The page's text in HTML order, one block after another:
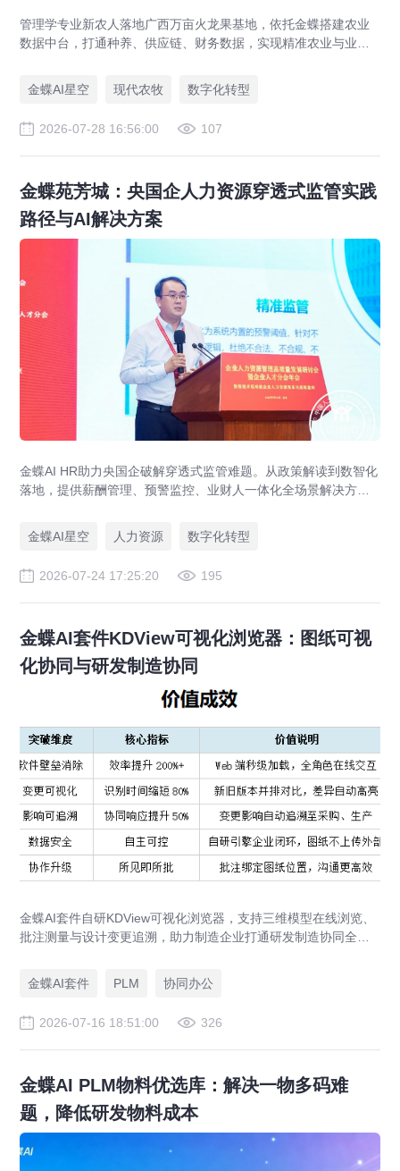
管理学专业新农人落地广西万亩火龙果基地，依托金蝶搭建农业
数据中台，打通种养、供应链、财务数据，实现精准农业与业财
金蝶AI星空
现代农牧 数字化转型
2026-07-28 16:56:00 107
金蝶苑芳城：央国企人力资源穿透式监管实践
路径与AI解决方案
金蝶AI HR助力央国企破解穿透式监管难题。从政策解读到数智化
落地，提供薪酬管理、预警监控、业财人一体化全场景解决方
金蝶AI星空
人力资源 数字化转型
2026-07-24 17:25:20 195
金蝶AI套件KDView可视化浏览器：图纸可视
化协同与研发制造协同
金蝶AI套件自研KDView可视化浏览器，支持三维模型在线浏览、
批注测量与设计变更追溯，助力制造企业打通研发制造协同全链
金蝶AI套件
PLM 协同办公
2026-07-16 18:51:00 326
金蝶AI PLM物料优选库：解决一物多码难
题，降低研发物料成本